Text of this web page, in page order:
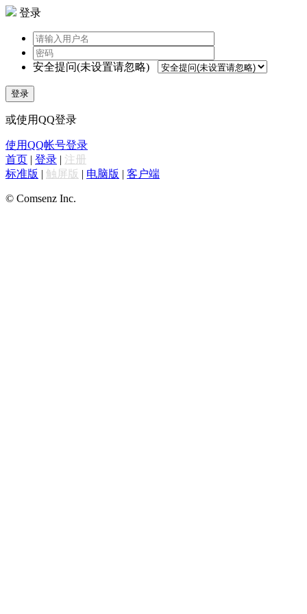
登录
安全提问(未设置请忽略)
登录
或使用QQ登录
使用QQ帐号登录
首页 | 登录 | 注册
标准版 | 触屏版 | 电脑版 | 客户端
© Comsenz Inc.